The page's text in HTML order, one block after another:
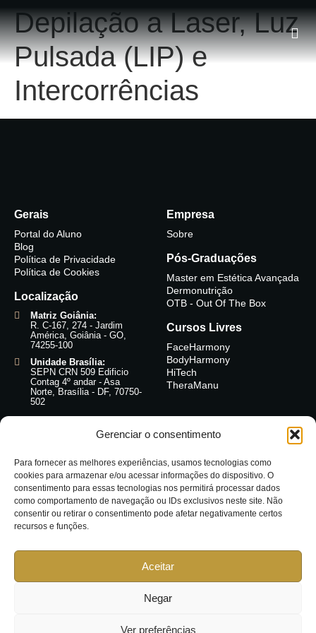
Gerenciar o consentimento
Para fornecer as melhores experiências, usamos tecnologias como
cookies para armazenar e/ou acessar informações do dispositivo. O
consentimento para essas tecnologias nos permitirá processar dados
como comportamento de navegação ou IDs exclusivos neste site. Não
consentir ou retirar o consentimento pode afetar negativamente certos
recursos e funções.
Aceitar
Negar
Ver preferências
Depilação a Laser, Luz
Pulsada (LIP) e
Intercorrências
Gerais
Portal do Aluno
Blog
Política de Privacidade
Política de Cookies
Localização
Matriz Goiânia:
R. C-167, 274 - Jardim
América, Goiânia - GO,
74255-100
Unidade Brasília:
SEPN CRN 509 Edificio
Contag 4º andar - Asa
Norte, Brasília - DF, 70750-
502
Empresa
Sobre
Pós-Graduações
Master em Estética Avançada
Dermonutrição
OTB - Out Of The Box
Cursos Livres
FaceHarmony
BodyHarmony
HiTech
TheraManu